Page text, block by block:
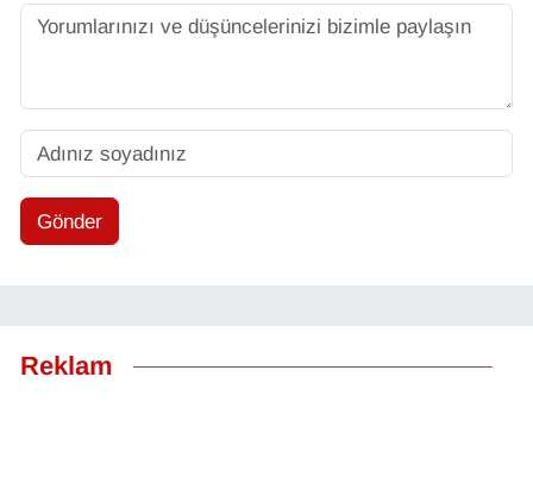
Gönder
Reklam